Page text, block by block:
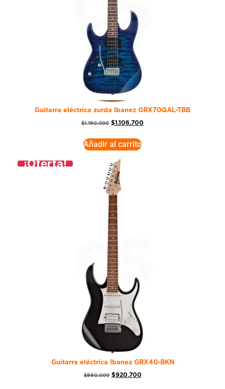
Guitarra eléctrica zurda Ibanez GRX70QAL-TBB
$1.190.000 $1.106.700
Añadir al carrito
¡Oferta!
Guitarra eléctrica Ibanez GRX40-BKN
$990.000 $920.700